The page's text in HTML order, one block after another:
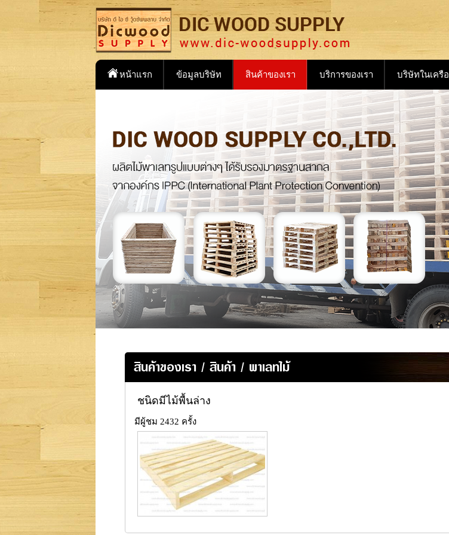
หน้าแรก ข้อมูลบริษัท สินค้าของเรา บริการของเรา บริษัทในเครือ
สินค้าของเรา / สินค้า / พาเลทไม้
ชนิดมีไม้พื้นล่าง
มีผู้ชม 2432 ครั้ง